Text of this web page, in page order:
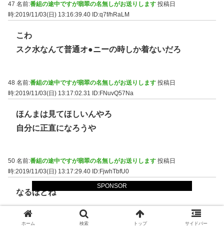
SPONSOR
47 名前:番組の途中ですが翡翠の名無しがお送りします 投稿日
時:2019/11/03(日) 13:16:39.40 ID:q7f/hRaLM
こわ
スク水なんて普通オ●ニーの時しか着ないだろ
48 名前:番組の途中ですが翡翠の名無しがお送りします 投稿日
時:2019/11/03(日) 13:17:02.31 ID:FNuvQ57Na
ほんまは見てほしいんやろ
自分に正直になろうや
50 名前:番組の途中ですが翡翠の名無しがお送りします 投稿日
時:2019/11/03(日) 13:17:29.40 ID:FjwhTbfU0
なるほどね
51 名前:番組の途中ですが翡翠の名無しがお送りします
ホーム 検索 トップ サイドバー